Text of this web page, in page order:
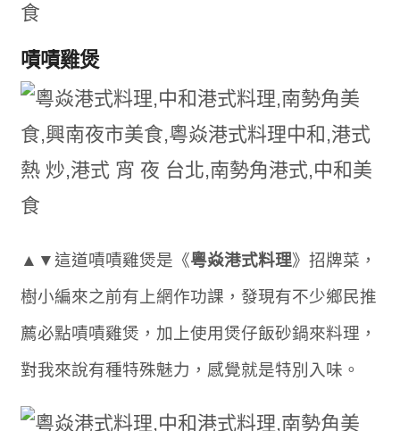
嘖嘖雞煲
▲▼這道嘖嘖雞煲是《粵焱港式料理》招牌菜，
樹小編來之前有上網作功課，發現有不少鄉民推
薦必點嘖嘖雞煲，加上使用煲仔飯砂鍋來料理，
對我來說有種特殊魅力，感覺就是特別入味。